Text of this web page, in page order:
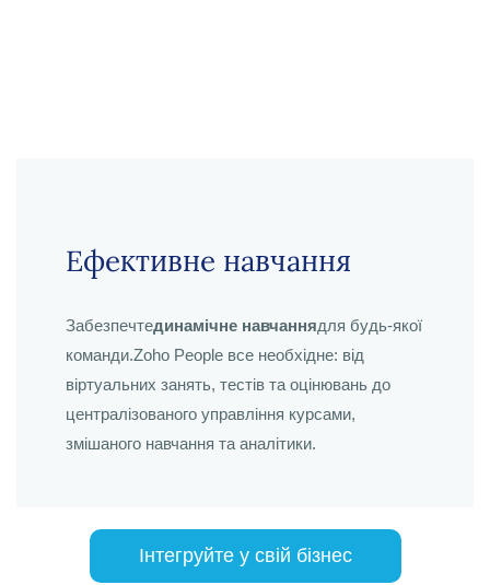
Ефективне навчання
Забезпечтединамічне навчаннядля будь-якої
команди.Zoho People все необхідне: від
віртуальних занять, тестів та оцінювань до
централізованого управління курсами,
змішаного навчання та аналітики.
Інтегруйте у свій бізнес